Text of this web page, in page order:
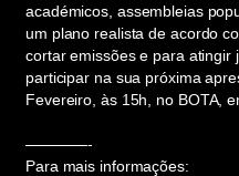
académicos, assembleias
um plano realista de acordo
cortar emissões e para atingir
participar na sua próxima
Fevereiro, às 15h, no BOTA,
————-
Para mais informações: